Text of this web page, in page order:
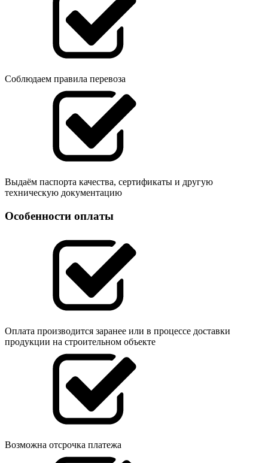
Соблюдаем правила перевоза
Выдаём паспорта качества, сертификаты и другую
техническую документацию
Особенности оплаты
Оплата производится заранее или в процессе доставки
продукции на строительном объекте
Возможна отсрочка платежа